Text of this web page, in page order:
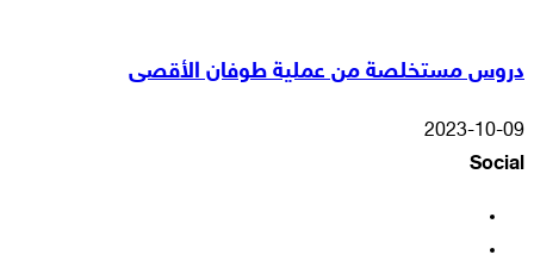
دروس مستخلصة من عملية طوفان الأقصى
2023-10-09
Social